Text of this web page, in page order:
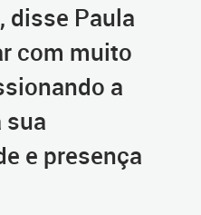
disse Paula
com muito
a
sua
e presença